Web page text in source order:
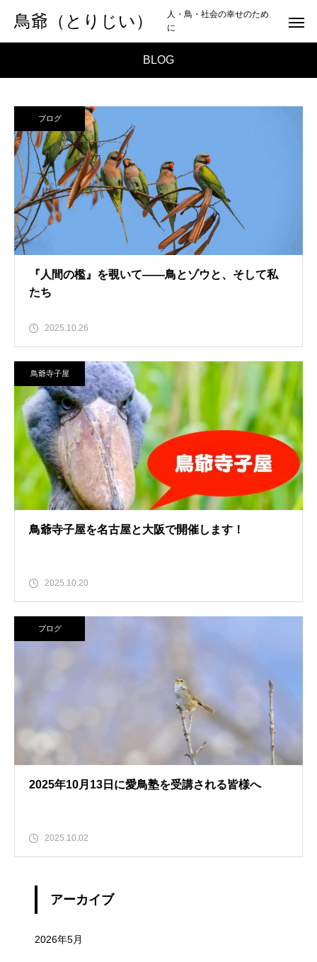
鳥爺（とりじい）
人・鳥・社会の幸せのため
に
BLOG
ブログ
『人間の檻』を覗いて――鳥とゾウと、そして私
たち
2025.10.26
鳥爺寺子屋
鳥爺寺子屋を名古屋と大阪で開催します！
2025.10.20
ブログ
2025年10月13日に愛鳥塾を受講される皆様へ
2025.10.02
アーカイブ
2026年5月